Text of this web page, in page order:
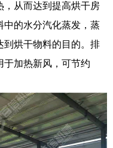
，从而达到提高烘干房
的水分汽化蒸发，蒸
到烘干物料的目的。排
于加热新风，可节约